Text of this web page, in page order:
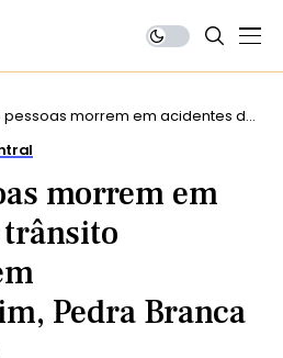
pessoas morrem em acidentes de
e Solonópole
morrem em
Pedra Branca